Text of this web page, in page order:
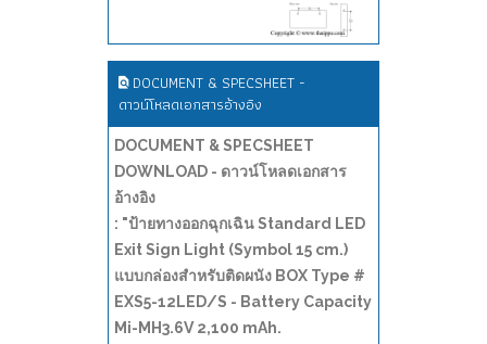
DOCUMENT & SPECSHEET -
ดาวน์โหลดเอกสารอ้างอิง
DOCUMENT & SPECSHEET
DOWNLOAD - ดาวน์โหลดเอกสาร
อ้างอิง
: "ป้ายทางออกฉุกเฉิน Standard LED
Exit Sign Light (Symbol 15 cm.)
แบบกล่องสำหรับติดผนัง BOX Type #
EXS5-12LED/S - Battery Capacity
Mi-MH3.6V 2,100 mAh.